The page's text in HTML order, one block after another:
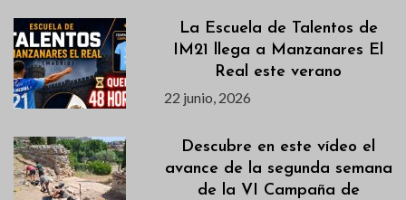
La Escuela de Talentos de
IM21 llega a Manzanares El
Real este verano
22 junio, 2026
Descubre en este vídeo el
avance de la segunda semana
de la VI Campaña de